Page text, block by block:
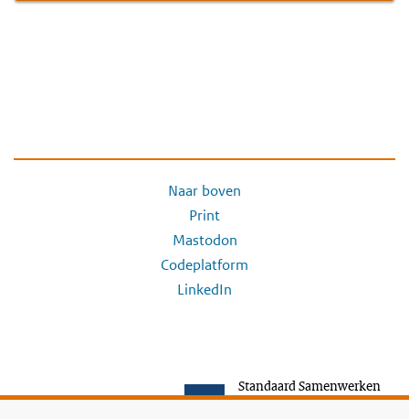
Naar boven
Print
Mastodon
Codeplatform
LinkedIn
Standaard Samenwerken